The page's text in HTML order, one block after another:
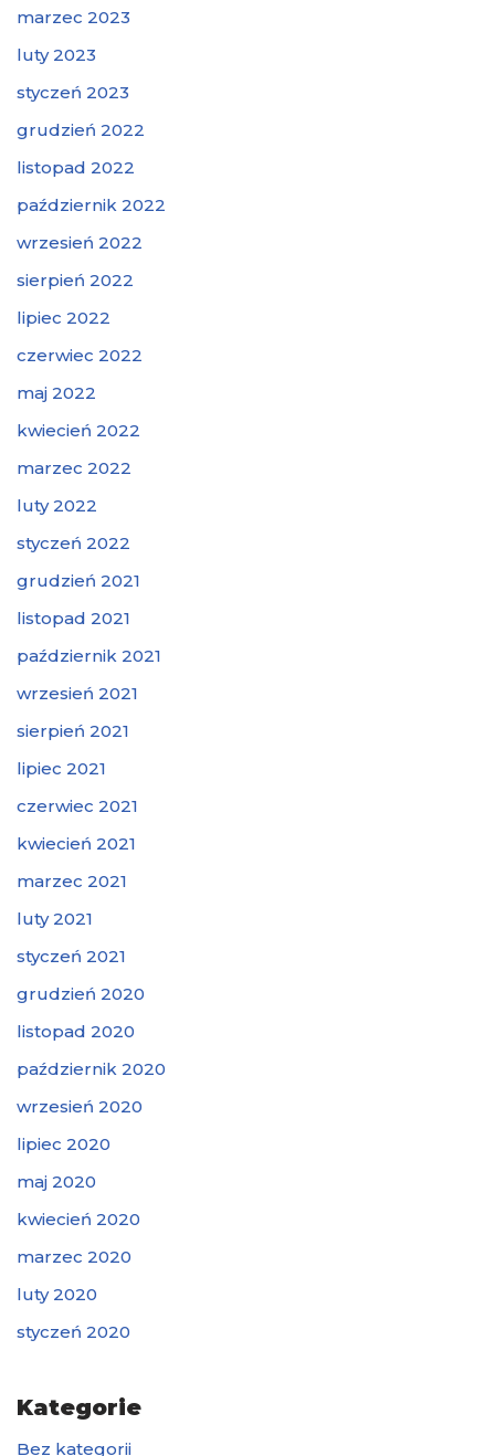
marzec 2023
luty 2023
styczeń 2023
grudzień 2022
listopad 2022
październik 2022
wrzesień 2022
sierpień 2022
lipiec 2022
czerwiec 2022
maj 2022
kwiecień 2022
marzec 2022
luty 2022
styczeń 2022
grudzień 2021
listopad 2021
październik 2021
wrzesień 2021
sierpień 2021
lipiec 2021
czerwiec 2021
kwiecień 2021
marzec 2021
luty 2021
styczeń 2021
grudzień 2020
listopad 2020
październik 2020
wrzesień 2020
lipiec 2020
maj 2020
kwiecień 2020
marzec 2020
luty 2020
styczeń 2020
Kategorie
Bez kategorii